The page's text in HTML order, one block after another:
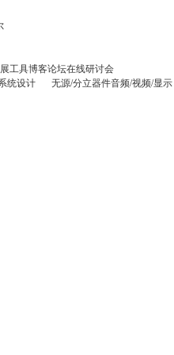
工具博客论坛在线研讨会
统设计
无源/分立器件音频/视频/显示